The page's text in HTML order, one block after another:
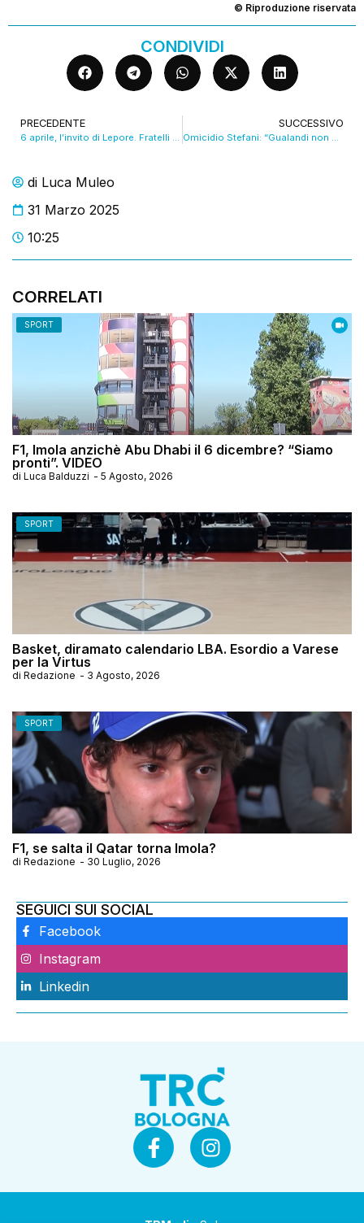
di Luca Muleo
31 Marzo 2025
10:25
CORRELATI
SPORT
F1, Imola anzichè Abu Dhabi il 6 dicembre? “Siamo
pronti”. VIDEO
di Luca Balduzzi - 5 Agosto, 2026
SPORT
Basket, diramato calendario LBA. Esordio a Varese
per la Virtus
di Redazione - 3 Agosto, 2026
SPORT
F1, se salta il Qatar torna Imola?
di Redazione - 30 Luglio, 2026
© Riproduzione riservata
CONDIVIDI
PRECEDENTE
6 aprile, l’invito di Lepore. Fratelli d’Italia dice no. VIDEO
SUCCESSIVO
Omicidio Stefani: “Gualandi non poteva portare l’arma in ufficio”. In aula la comandante di Anzola. VIDEO
SEGUICI SUI SOCIAL
Facebook
Instagram
Linkedin